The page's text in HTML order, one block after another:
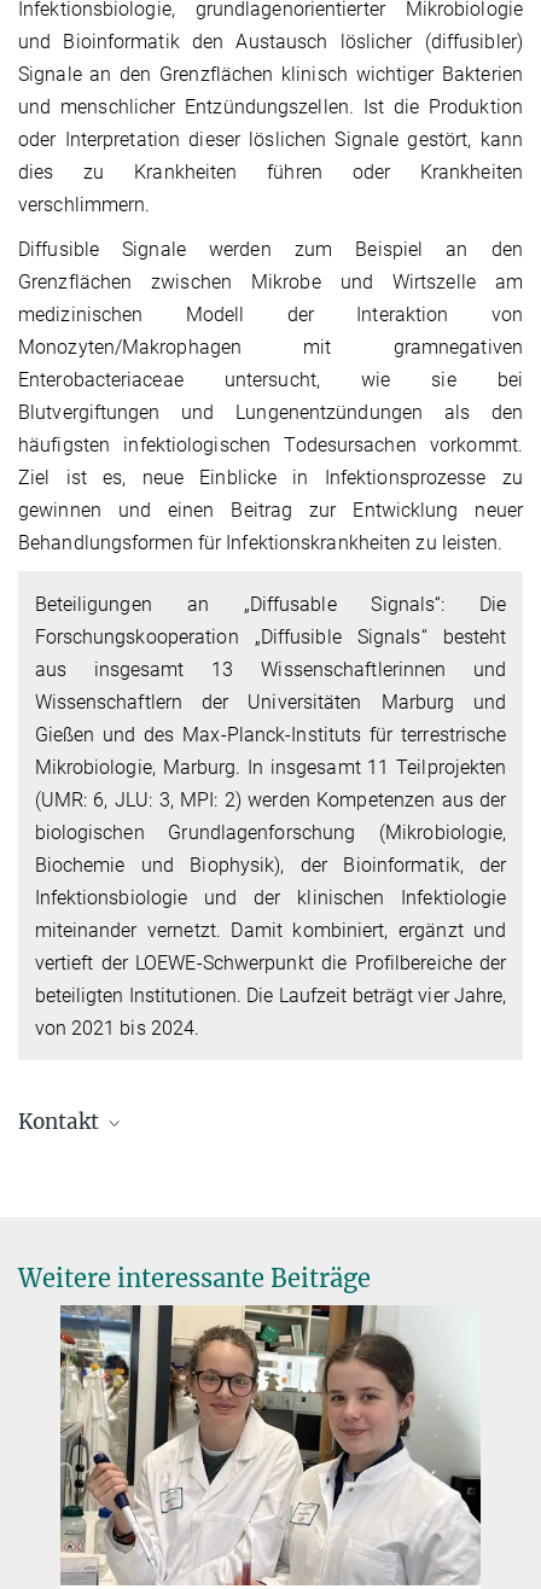
Infektionsbiologie, grundlagenorientierter Mikrobiologie
und Bioinformatik den Austausch löslicher (diffusibler)
Signale an den Grenzflächen klinisch wichtiger Bakterien
und menschlicher Entzündungszellen. Ist die Produktion
oder Interpretation dieser löslichen Signale gestört, kann
dies zu Krankheiten führen oder Krankheiten
verschlimmern.
Diffusible Signale werden zum Beispiel an den
Grenzflächen zwischen Mikrobe und Wirtszelle am
medizinischen Modell der Interaktion von
Monozyten/Makrophagen mit gramnegativen
Enterobacteriaceae untersucht, wie sie bei
Blutvergiftungen und Lungenentzündungen als den
häufigsten infektiologischen Todesursachen vorkommt.
Ziel ist es, neue Einblicke in Infektionsprozesse zu
gewinnen und einen Beitrag zur Entwicklung neuer
Behandlungsformen für Infektionskrankheiten zu leisten.
Beteiligungen an „Diffusable Signals“: Die
Forschungskooperation „Diffusible Signals“ besteht
aus insgesamt 13 Wissenschaftlerinnen und
Wissenschaftlern der Universitäten Marburg und
Gießen und des Max-Planck-Instituts für terrestrische
Mikrobiologie, Marburg. In insgesamt 11 Teilprojekten
(UMR: 6, JLU: 3, MPI: 2) werden Kompetenzen aus der
biologischen Grundlagenforschung (Mikrobiologie,
Biochemie und Biophysik), der Bioinformatik, der
Infektionsbiologie und der klinischen Infektiologie
miteinander vernetzt. Damit kombiniert, ergänzt und
vertieft der LOEWE-Schwerpunkt die Profilbereiche der
beteiligten Institutionen. Die Laufzeit beträgt vier Jahre,
von 2021 bis 2024.
Kontakt
virginia.geisel@...
Max Planck Institut für terrestrische Mikrobiologie
Weitere interessante Beiträge